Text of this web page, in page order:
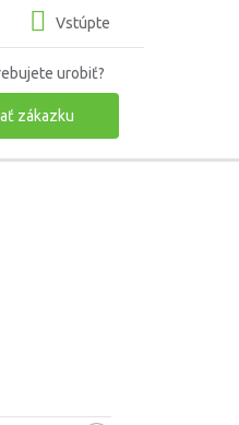
Vstúpte
zákazku